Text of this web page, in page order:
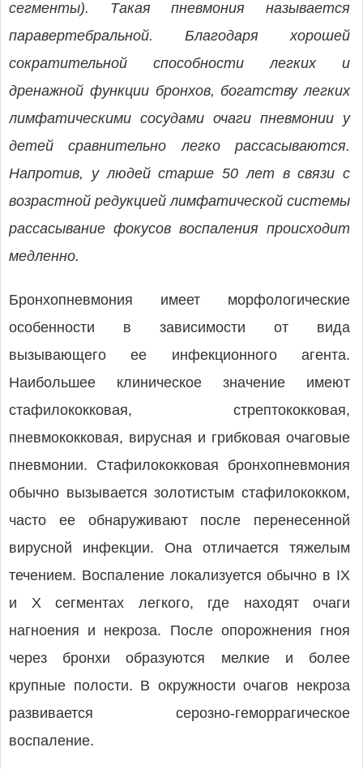
сегменты). Такая пневмония называется
паравертебральной. Благодаря хорошей
сократительной способности легких и
дренажной функции бронхов, богатству легких
лимфатическими сосудами очаги пневмонии у
детей сравнительно легко рассасываются.
Напротив, у людей старше 50 лет в связи с
возрастной редукцией лимфатической системы
рассасывание фокусов воспаления происходит
медленно.
Бронхопневмония имеет морфологические
особенности в зависимости от вида
вызывающего ее инфекционного агента.
Наибольшее клиническое значение имеют
стафилококковая, стрептококковая,
пневмококковая, вирусная и грибковая очаговые
пневмонии. Стафилококковая бронхопневмония
обычно вызывается золотистым стафилококком,
часто ее обнаруживают после перенесенной
вирусной инфекции. Она отличается тяжелым
течением. Воспаление локализуется обычно в IX
и X сегментах легкого, где находят очаги
нагноения и некроза. После опорожнения гноя
через бронхи образуются мелкие и более
крупные полости. В окружности очагов некроза
развивается серозно-геморрагическое
воспаление.